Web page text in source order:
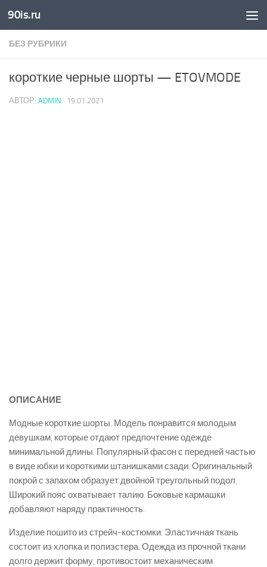
Skip to content
90is.ru
БЕЗ РУБРИКИ
короткие черные шорты — ETOVMODE
АВТОР: ADMIN · 19.01.2021
ОПИСАНИЕ
Модные короткие шорты. Модель понравится молодым
девушкам, которые отдают предпочтение одежде
минимальной длины. Популярный фасон с передней частью
в виде юбки и короткими штанишками сзади. Оригинальный
покрой с запахом образует двойной треугольный подол.
Широкий пояс охватывает талию. Боковые кармашки
добавляют наряду практичность.
Изделие пошито из стрейч-костюмки. Эластичная ткань
состоит из хлопка и полиэстера. Одежда из прочной ткани
долго держит форму, противостоит механическим